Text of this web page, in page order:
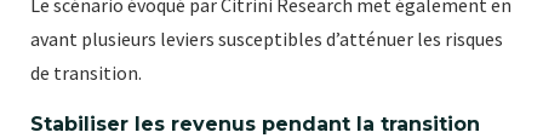
Le scénario évoqué par Citrini Research met également en
avant plusieurs leviers susceptibles d’atténuer les risques
de transition.
Stabiliser les revenus pendant la transition